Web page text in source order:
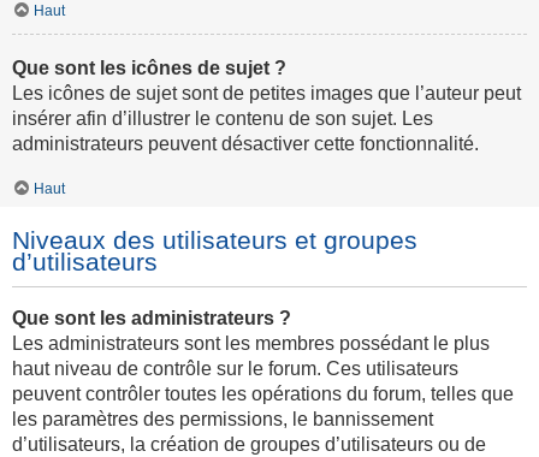
Haut
Que sont les icônes de sujet ?
Les icônes de sujet sont de petites images que l’auteur peut
insérer afin d’illustrer le contenu de son sujet. Les
administrateurs peuvent désactiver cette fonctionnalité.
Haut
Niveaux des utilisateurs et groupes
d’utilisateurs
Que sont les administrateurs ?
Les administrateurs sont les membres possédant le plus
haut niveau de contrôle sur le forum. Ces utilisateurs
peuvent contrôler toutes les opérations du forum, telles que
les paramètres des permissions, le bannissement
d’utilisateurs, la création de groupes d’utilisateurs ou de